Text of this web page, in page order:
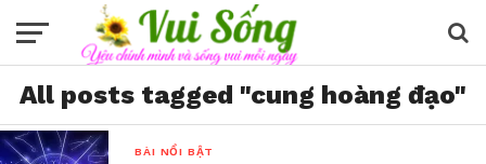
All posts tagged "cung hoàng đạo"
BÀI NỔI BẬT